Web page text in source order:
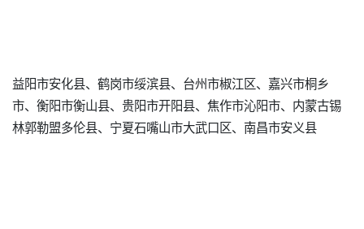
益阳市安化县、鹤岗市绥滨县、台州市椒江区、嘉兴市桐乡
市、衡阳市衡山县、贵阳市开阳县、焦作市沁阳市、内蒙古锡
林郭勒盟多伦县、宁夏石嘴山市大武口区、南昌市安义县